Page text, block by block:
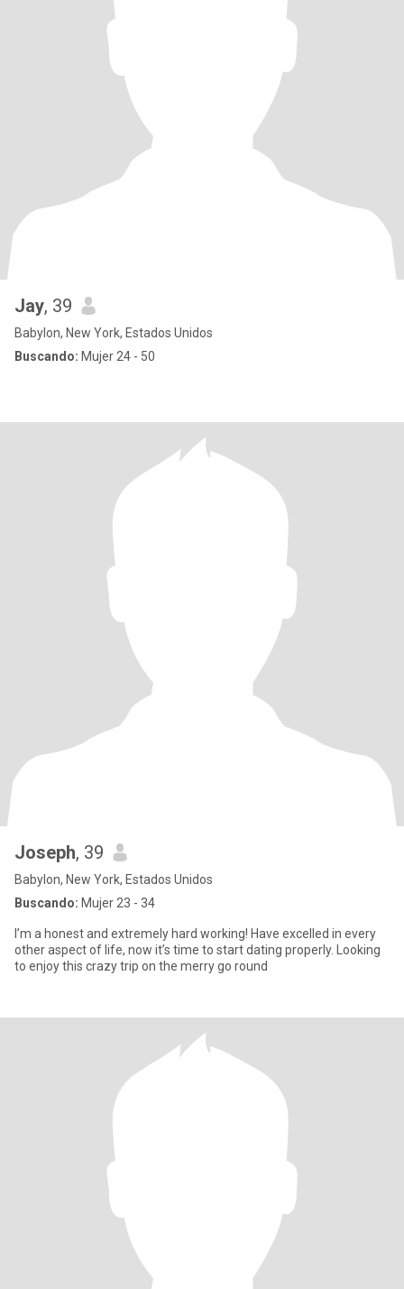
Jay, 39
Babylon, New York, Estados Unidos
Buscando: Mujer 24 - 50
Joseph, 39
Babylon, New York, Estados Unidos
Buscando: Mujer 23 - 34
I’m a honest and extremely hard working! Have excelled in every
other aspect of life, now it’s time to start dating properly. Looking
to enjoy this crazy trip on the merry go round